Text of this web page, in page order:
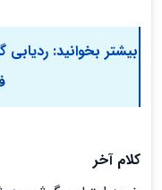
بیشتر بخوانید:
کلام آخر